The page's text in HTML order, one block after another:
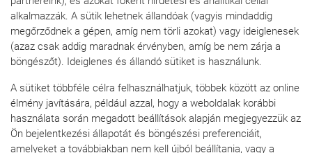
alkalmazzák. A sütik lehetnek állandóak (vagyis mindaddig
megőrződnek a gépen, amíg nem törli azokat) vagy ideiglenesek
(azaz csak addig maradnak érvényben, amíg be nem zárja a
böngészőt). Ideiglenes és állandó sütiket is használunk.
A sütiket többféle célra felhasználhatjuk, többek között az online
élmény javítására, például azzal, hogy a weboldalak korábbi
használata során megadott beállítások alapján megjegyezzük az
Ön bejelentkezési állapotát és böngészési preferenciáit,
amelyeket a továbbiakban nem kell újból beállítania, vagy a